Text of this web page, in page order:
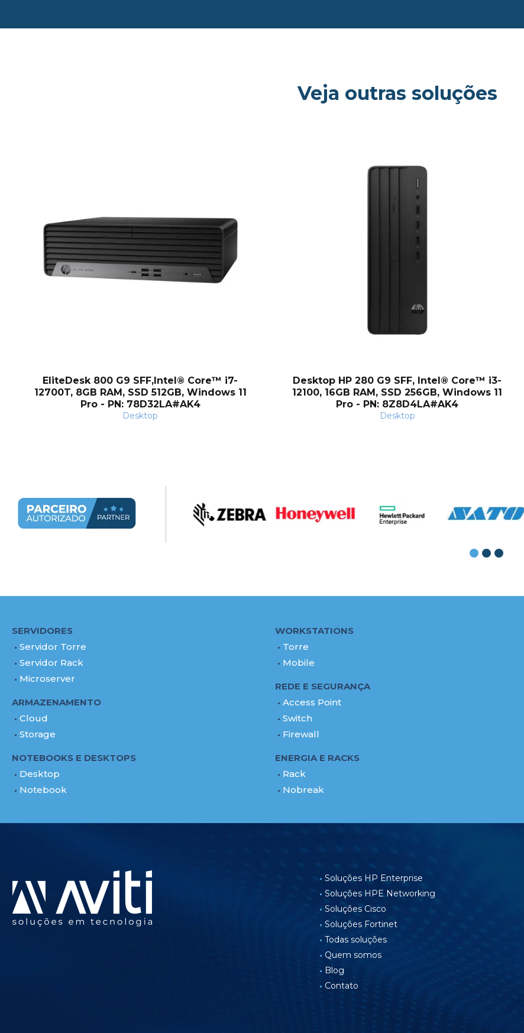
Veja outras soluções
EliteDesk 800 G9 SFF,Intel® Core™ i7-
12700T, 8GB RAM, SSD 512GB, Windows 11
Pro - PN: 78D32LA#AK4
Desktop
Desktop HP 280 G9 SFF, Intel® Core™ i3-
12100, 16GB RAM, SSD 256GB, Windows 11
Pro - PN: 8Z8D4LA#AK4
Desktop
SERVIDORES
Servidor Torre
Servidor Rack
Microserver
ARMAZENAMENTO
Cloud
Storage
NOTEBOOKS E DESKTOPS
Desktop
Notebook
WORKSTATIONS
Torre
Mobile
REDE E SEGURANÇA
Access Point
Switch
Firewall
ENERGIA E RACKS
Rack
Nobreak
Soluções HP Enterprise
Soluções HPE Networking
Soluções Cisco
Soluções Fortinet
Todas soluções
Quem somos
Blog
Contato